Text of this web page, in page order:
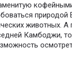
животных. А
Камбоджи,